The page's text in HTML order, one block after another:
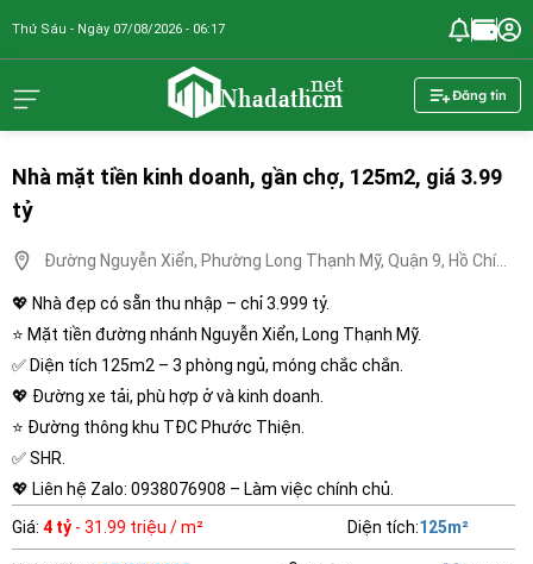
Thứ Sáu - Ngày 07/08/2026 - 06:17
Đăng tin
Nhà mặt tiền kinh doanh, gần chợ, 125m2, giá 3.99
tỷ
Đường Nguyễn Xiển, Phường Long Thạnh Mỹ, Quận 9, Hồ Chí
💖 Nhà đẹp có sẵn thu nhập – chỉ 3.999 tỷ.
⭐ Mặt tiền đường nhánh Nguyễn Xiển, Long Thạnh Mỹ.
✅ Diện tích 125m2 – 3 phòng ngủ, móng chắc chắn.
💖 Đường xe tải, phù hợp ở và kinh doanh.
⭐ Đường thông khu TĐC Phước Thiện.
✅ SHR.
💖 Liên hệ Zalo: 0938076908 – Làm việc chính chủ.
Giá: 4 tỷ - 31.99 triệu / m² Diện tích:125m²